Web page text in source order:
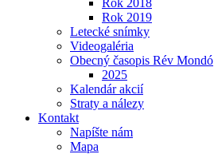
Rok 2018
Rok 2019
Letecké snímky
Videogaléria
Obecný časopis Rév Mondó
2025
Kalendár akcií
Straty a nálezy
Kontakt
Napíšte nám
Mapa